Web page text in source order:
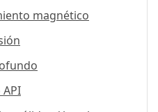
magnético